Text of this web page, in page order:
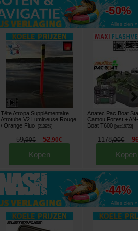
tot
-50%
Alles zien »
Tête Atropa Supplémentaire
Atrotube V2 Lumineuse Rouge
/ Orange Fluo
[213958]
59,90€ 52,90€
Kopen
Anatec Pac Boat
Camou Forest +
Boat T600 [esc16723]
1178,00€
Kopen
tot
-44%
Alles zien »